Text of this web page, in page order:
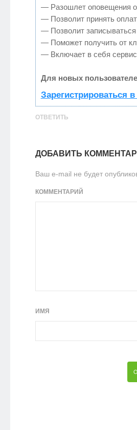
— Разошлет оповещения о
— Позволит принять
— Позволит
— Поможет получить от
— Включает в себя
Для новых
Зарегистрироваться
ОТВЕТИТЬ
ДОБАВИТЬ
Ваш e-mail не будет
КОММЕНТАРИЙ
ИМЯ